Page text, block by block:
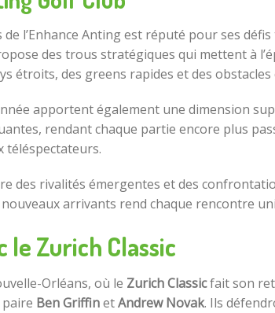
l’Enhance Anting est réputé pour ses
des trous stratégiques qui mettent à
étroits, des greens rapides et des obstacles
apportent également une dimension
rendant chaque partie encore plus
téléspectateurs.
des rivalités émergentes et des
arrivants rend chaque rencontre
le Zurich Classic
Orléans, où le Zurich Classicfait son
Ben GriffinetAndrew Novak. Ils